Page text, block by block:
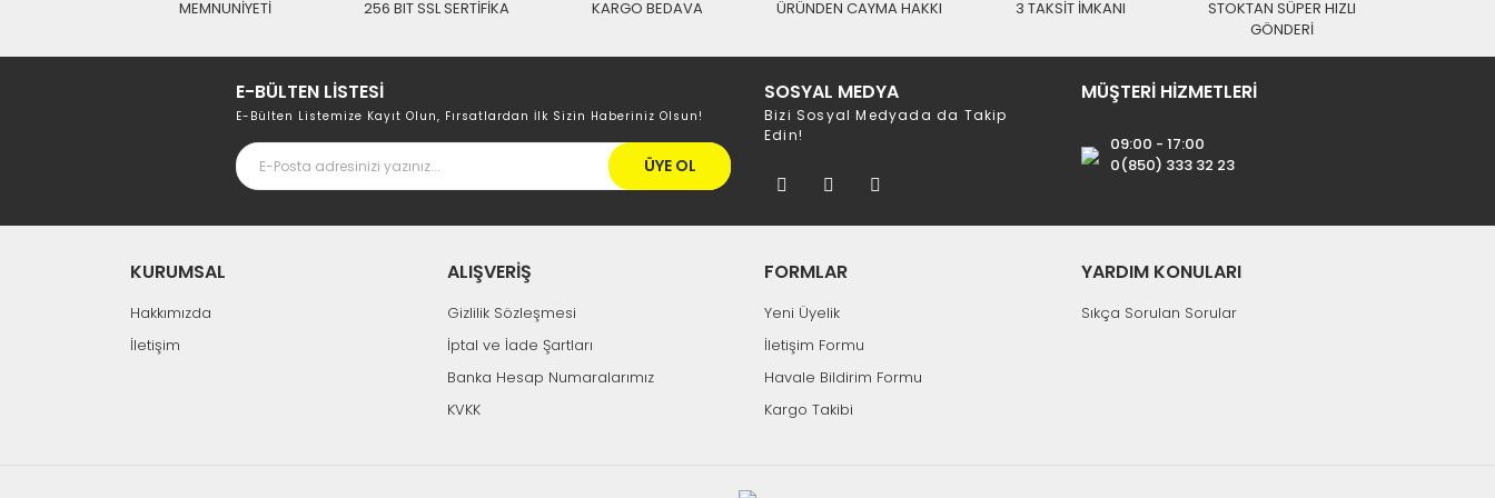
MEMNUNİYETİ
256 BIT SSL SERTİFİKA
KARGO BEDAVA
ÜRÜNDEN CAYMA HAKKI
3 TAKSİT İMKANI
STOKTAN SÜPER HIZLI
GÖNDERİ
E-BÜLTEN LİSTESİ
E-Bülten Listemize Kayıt Olun, Fırsatlardan İlk Sizin Haberiniz Olsun!
ÜYE OL
SOSYAL MEDYA
Bizi Sosyal Medyada da Takip
Edin!
MÜŞTERİ HİZMETLERİ
09:00 - 17:00
0(850) 333 32 23
KURUMSAL
Hakkımızda
İletişim
ALIŞVERİŞ
Gizlilik Sözleşmesi
İptal ve İade Şartları
Banka Hesap Numaralarımız
KVKK
FORMLAR
Yeni Üyelik
İletişim Formu
Havale Bildirim Formu
Kargo Takibi
YARDIM KONULARI
Sıkça Sorulan Sorular